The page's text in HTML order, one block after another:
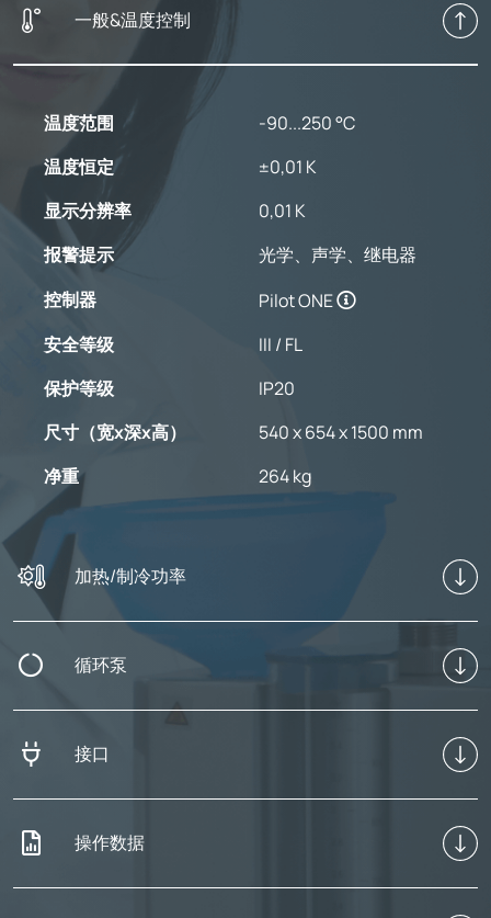
一般&温度控制
温度范围
-90...250 °C
温度恒定
±0,01 K
显示分辨率
0,01 K
报警提示
光学、声学、继电器
控制器
Pilot ONE
安全等级
III / FL
保护等级
IP20
尺寸（宽x深x高）
540 x 654 x 1500 mm
净重
264 kg
加热/制冷功率
循环泵
接口
操作数据